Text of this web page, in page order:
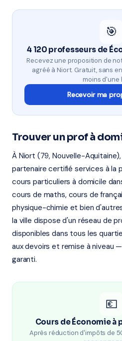
🎯
4 120 professeurs de
Recevez une proposition de
agréé à Niort. Gratuit, sans
moins d'une
Recevoir ma
Trouver un prof à
À Niort (79, Nouvelle-
partenaire certifié services à la
cours particuliers à domicile
cours de maths, cours de
physique-chimie et bien
la ville dispose d'un réseau de
disponibles dans tous les
aux devoirs et remise à niveau
garanti.
💶
Cours de Économie à
Après réduction d'impôts de